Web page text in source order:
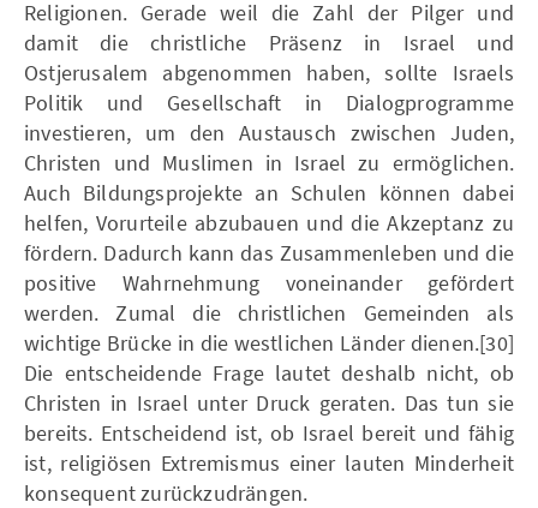
Religionen. Gerade weil die Zahl der Pilger und
damit die christliche Präsenz in Israel und
Ostjerusalem abgenommen haben, sollte Israels
Politik und Gesellschaft in Dialogprogramme
investieren, um den Austausch zwischen Juden,
Christen und Muslimen in Israel zu ermöglichen.
Auch Bildungsprojekte an Schulen können dabei
helfen, Vorurteile abzubauen und die Akzeptanz zu
fördern. Dadurch kann das Zusammenleben und die
positive Wahrnehmung voneinander gefördert
werden. Zumal die christlichen Gemeinden als
wichtige Brücke in die westlichen Länder dienen.[30]
Die entscheidende Frage lautet deshalb nicht, ob
Christen in Israel unter Druck geraten. Das tun sie
bereits. Entscheidend ist, ob Israel bereit und fähig
ist, religiösen Extremismus einer lauten Minderheit
konsequent zurückzudrängen.